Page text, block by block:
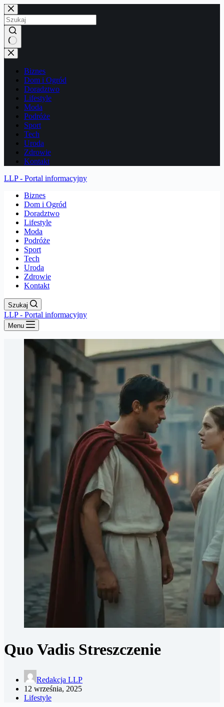
Przejdź
do
treści
Brak
wyników
Biznes
Dom i Ogród
Doradztwo
Lifestyle
Moda
Podróże
Sport
Tech
Uroda
Zdrowie
Kontakt
LLP - Portal informacyjny
Biznes
Dom i Ogród
Doradztwo
Lifestyle
Moda
Podróże
Sport
Tech
Uroda
Zdrowie
Kontakt
Szukaj
LLP - Portal informacyjny
Menu
Quo Vadis Streszczenie
Redakcja LLP
12 września, 2025
Lifestyle